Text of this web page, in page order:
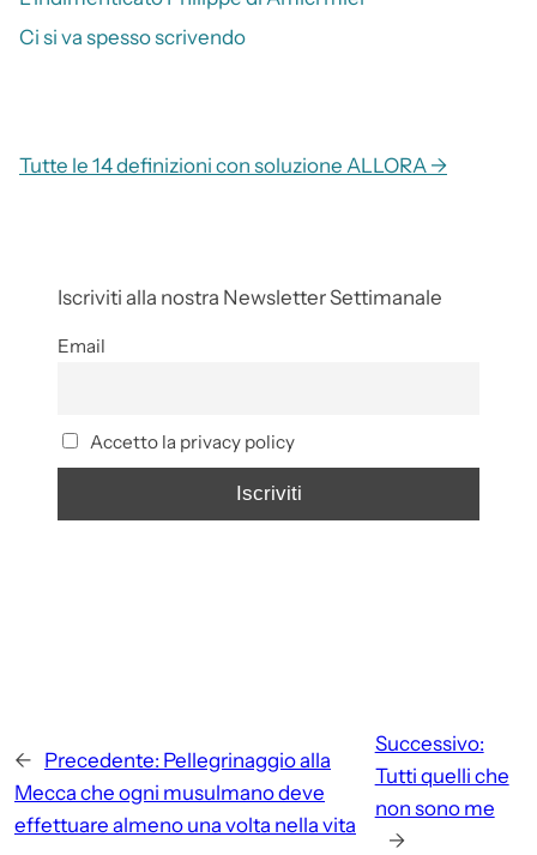
Ci si va spesso scrivendo
Tutte le 14 definizioni con soluzione ALLORA →
Iscriviti alla nostra Newsletter Settimanale
Email
Accetto la privacy policy
← Precedente: Pellegrinaggio alla
Mecca che ogni musulmano deve
effettuare almeno una volta nella vita
Successivo:
Tutti quelli che
non sono me
→